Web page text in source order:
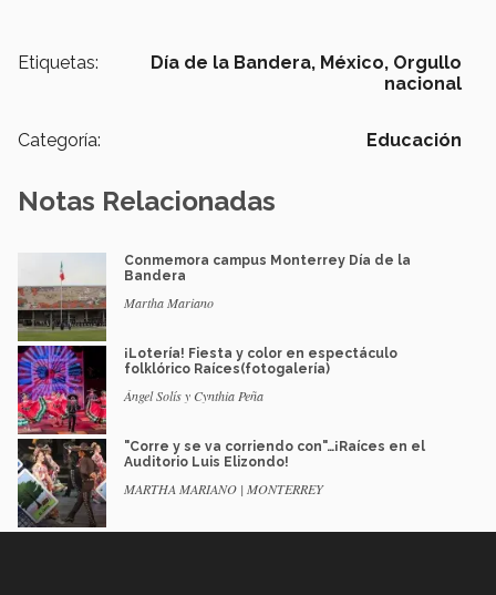
Etiquetas: Día de la Bandera, México, Orgullo
nacional
Categoría: Educación
Notas Relacionadas
Conmemora campus Monterrey Día de la
Bandera
Martha Mariano
¡Lotería! Fiesta y color en espectáculo
folklórico Raíces(fotogalería)
Ángel Solís y Cynthia Peña
"Corre y se va corriendo con"…¡Raíces en el
Auditorio Luis Elizondo!
MARTHA MARIANO | MONTERREY